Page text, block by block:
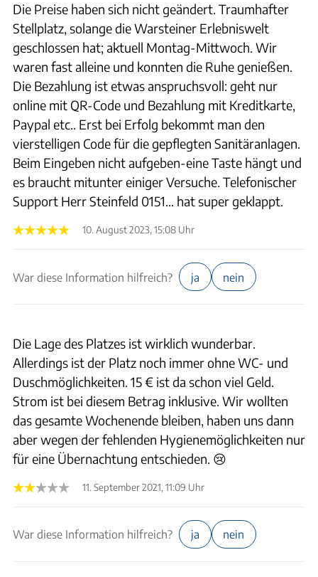
Die Preise haben sich nicht geändert. Traumhafter
Stellplatz, solange die Warsteiner Erlebniswelt
geschlossen hat; aktuell Montag-Mittwoch. Wir
waren fast alleine und konnten die Ruhe genießen.
Die Bezahlung ist etwas anspruchsvoll: geht nur
online mit QR-Code und Bezahlung mit Kreditkarte,
Paypal etc.. Erst bei Erfolg bekommt man den
vierstelligen Code für die gepflegten Sanitäranlagen.
Beim Eingeben nicht aufgeben-eine Taste hängt und
es braucht mitunter einiger Versuche. Telefonischer
Support Herr Steinfeld 0151… hat super geklappt.
10. August 2023, 15:08 Uhr
War diese Information hilfreich? ja nein
Die Lage des Platzes ist wirklich wunderbar.
Allerdings ist der Platz noch immer ohne WC- und
Duschmöglichkeiten. 15 € ist da schon viel Geld.
Strom ist bei diesem Betrag inklusive. Wir wollten
das gesamte Wochenende bleiben, haben uns dann
aber wegen der fehlenden Hygienemöglichkeiten nur
für eine Übernachtung entschieden. 😢
11. September 2021, 11:09 Uhr
War diese Information hilfreich? ja nein